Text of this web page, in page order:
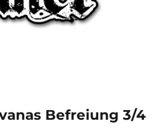
Befreiung 3/4